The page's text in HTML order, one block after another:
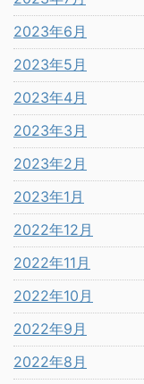
2023年6月
2023年5月
2023年4月
2023年3月
2023年2月
2023年1月
2022年12月
2022年11月
2022年10月
2022年9月
2022年8月